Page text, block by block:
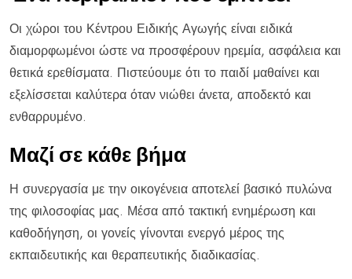
Οι χώροι του Κέντρου Ειδικής Αγωγής είναι ειδικά
διαμορφωμένοι ώστε να προσφέρουν ηρεμία, ασφάλεια και
θετικά ερεθίσματα. Πιστεύουμε ότι το παιδί μαθαίνει και
εξελίσσεται καλύτερα όταν νιώθει άνετα, αποδεκτό και
ενθαρρυμένο.
Μαζί σε κάθε βήμα
Η συνεργασία με την οικογένεια αποτελεί βασικό πυλώνα
της φιλοσοφίας μας. Μέσα από τακτική ενημέρωση και
καθοδήγηση, οι γονείς γίνονται ενεργό μέρος της
εκπαιδευτικής και θεραπευτικής διαδικασίας.